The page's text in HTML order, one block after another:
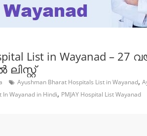
List in Wayanad –
Ayushman Bharat Hospitals List in Wayanad,
In Wayanad in Hindi, PMJAY Hospital List Wayanad